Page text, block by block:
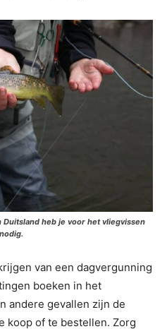
heb je voor het vliegvissen
van een dagvergunning
boeken in het
andere gevallen zijn de
koop of te bestellen. Zorg